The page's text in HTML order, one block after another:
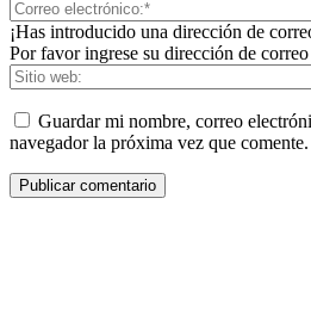
¡Has introducido una dirección de
Por favor ingrese su dirección de
Guardar mi nombre, correo
navegador la próxima vez que comente.